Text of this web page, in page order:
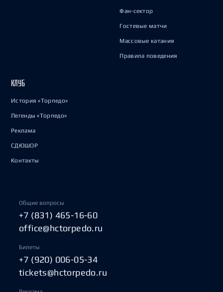
Фан-сектор
Гостевые матчи
Массовые катания
Правила поведения
КЛУБ
История «Торпедо»
Легенды «Торпедо»
Реклама
СДЮШОР
Контакты
Общие вопросы
+7 (831) 465-16-60
office@hctorpedo.ru
Билеты
+7 (920) 006-05-34
tickets@hctorpedo.ru